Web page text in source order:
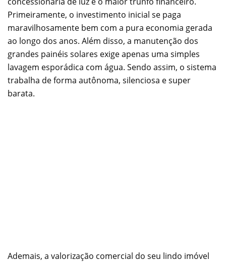
Primeiramente, o investimento inicial se paga
maravilhosamente bem com a pura economia gerada
ao longo dos anos. Além disso, a manutenção dos
grandes painéis solares exige apenas uma simples
lavagem esporádica com água. Sendo assim, o sistema
trabalha de forma autônoma, silenciosa e super
barata.
Ademais, a valorização comercial do seu lindo imóvel